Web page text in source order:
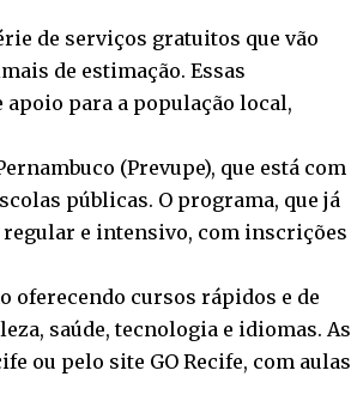
de serviços gratuitos que vão
de estimação. Essas
para a população local,
(Prevupe), que está com
públicas. O programa, que já
regular e intensivo, com inscrições
oferecendo cursos rápidos e de
saúde, tecnologia e idiomas. As
ou pelo site GO Recife, com aulas